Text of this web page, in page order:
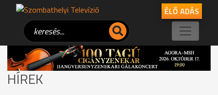
ÉLŐ ADÁS
HÍREK